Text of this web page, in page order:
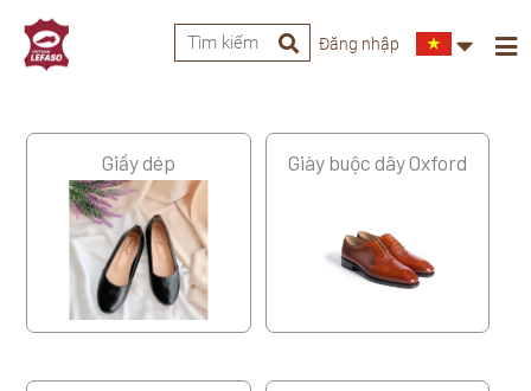
Đăng nhập
Giầy dép Giày buộc dây Oxford